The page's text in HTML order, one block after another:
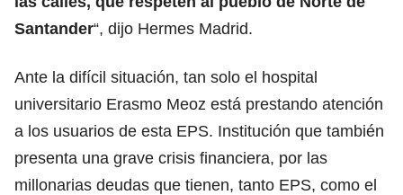
Santander“, dijo Hermes Madrid.
Ante la difícil situación, tan solo el hospital
universitario Erasmo Meoz está prestando atención
a los usuarios de esta EPS. Institución que también
presenta una grave crisis financiera, por las
millonarias deudas que tienen, tanto EPS, como el